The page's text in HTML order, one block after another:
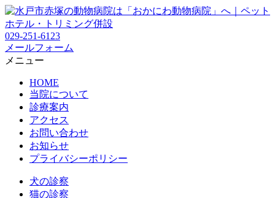
029-251-6123
メールフォーム
メニュー
HOME
当院について
診療案内
アクセス
お問い合わせ
お知らせ
プライバシーポリシー
犬の診察
猫の診察